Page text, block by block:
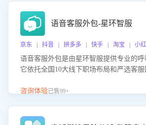
度、客服转化能力及销售业绩。
语音客服外包-星环智服
京东 | 抖音 | 拼多多 | 快手 | 淘宝 | 小红
语音客服外包是由星环智服提供专业的呼
它依托全国10大线下职场布局和严选客
客服团队和智能工具提升语音客服服务效
咨询体验已售99+